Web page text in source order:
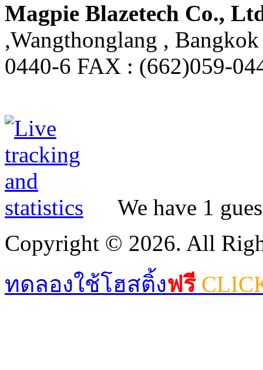
Magpie Blazetech Co.,
,Wangthonglang ,
0440-6 FAX : (662)059-
We have 1
Copyright © 2026. All
ทดลองใช้โฮสติ้งฟรี